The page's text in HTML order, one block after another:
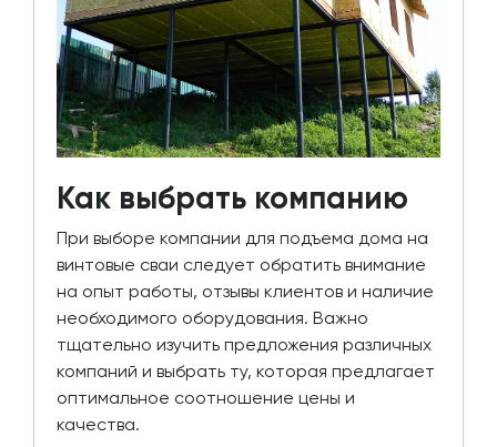
Как выбрать компанию
При выборе компании для подъема дома на
винтовые сваи следует обратить внимание
на опыт работы, отзывы клиентов и наличие
необходимого оборудования. Важно
тщательно изучить предложения различных
компаний и выбрать ту, которая предлагает
оптимальное соотношение цены и
качества.